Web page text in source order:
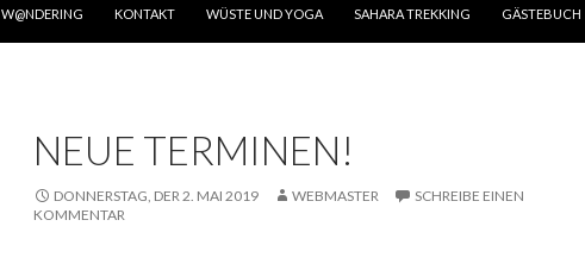
W@NDERING
KONTAKT WÜSTE UND YOGA SAHARA TREKKING GÄSTEBUCH
NEUE TERMINEN!
DONNERSTAG, DER 2. MAI 2019 WEBMASTER
SCHREIBE EINEN
KOMMENTAR